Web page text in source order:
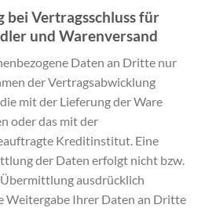
Vertragsschluss für
und Warenversand
Daten an Dritte nur
der Vertragsabwicklung
mit der Lieferung der Ware
oder das mit der
Kreditinstitut. Eine
der Daten erfolgt nicht bzw.
ausdrücklich
Weitergabe Ihrer Daten an Dritte